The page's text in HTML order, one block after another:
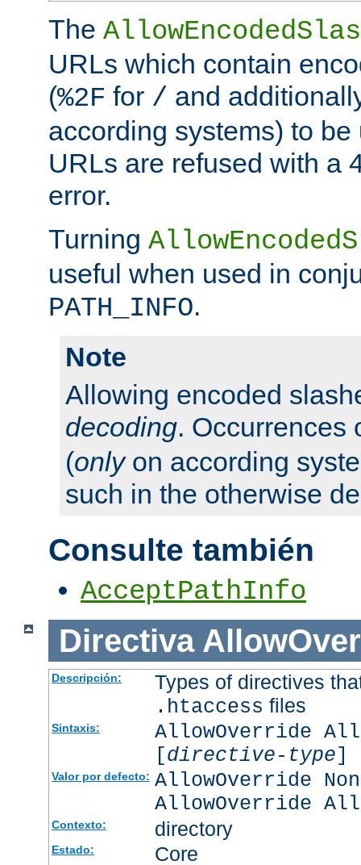
The
URLs which contain
(%2F for / and
according systems) to
URLs are refused with a
error.
Turning
useful when used in
PATH_INFO.
Note
Allowing encoded
decoding. Occurrences
(onlyon according
such in the otherwise
Consulte también
AcceptPathInfo
Directiva
Descripción: Types of directives
.htaccess files
Sintaxis:
AllowOverride
[directive-type]
Valor por defecto: AllowOverride
AllowOverride
Contexto: directory
Estado: Core